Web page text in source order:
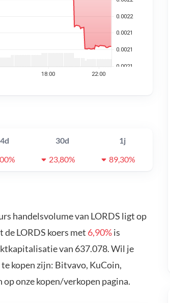
30d
1j
23,80% 89,30%
handelsvolume van LORDS ligt op
de LORDS koers met 6,90%is
van 637.078. Wil je
te kopen zijn: Bitvavo, KuCoin,
op onze kopen/verkopen pagina.